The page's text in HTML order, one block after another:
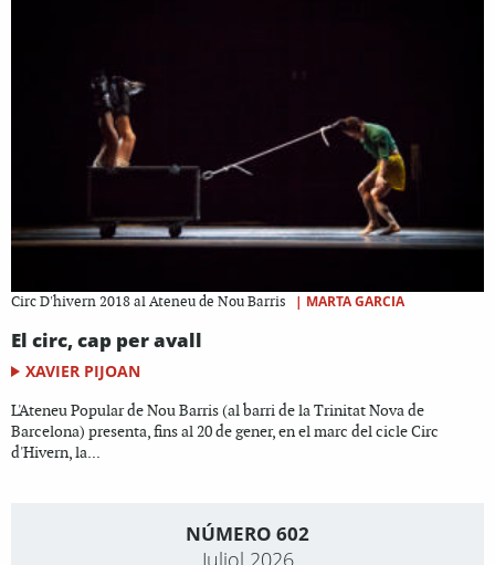
Circ D'hivern 2018 al Ateneu de Nou Barris | MARTA GARCIA
El circ, cap per avall
XAVIER PIJOAN
L'Ateneu Popular de Nou Barris (al barri de la Trinitat Nova de
Barcelona) presenta, fins al 20 de gener, en el marc del cicle Circ
d'Hivern, la...
NÚMERO 602